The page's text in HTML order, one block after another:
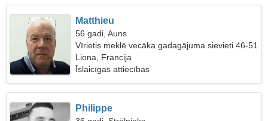
Matthieu
56 gadi, Auns
Vīrietis meklē vecāka gadagājuma sievieti 46-51
Liona, Francija
Īslaicīgas attiecības
Philippe